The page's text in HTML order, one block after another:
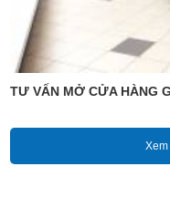
TƯ VẤN MỞ CỬA HÀNG